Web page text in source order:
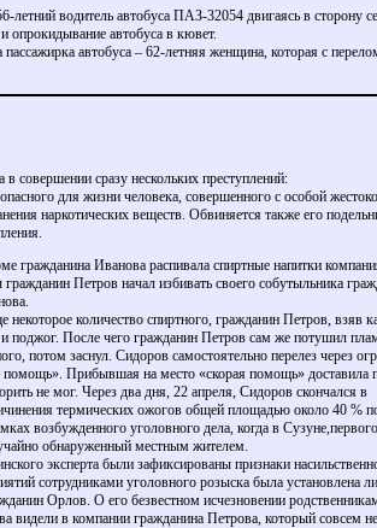
водитель автобуса ПАЗ-32054 двигаясь в сторону
опрокидывание автобуса в кювет.
пассажирка автобуса – 62-летняя женщина, которая с
совершении сразу нескольких преступлений:
для жизни человека, совершенного с особой
наркотических веществ. Обвиняется также его
гражданина Иванова распивала спиртные напитки
Петров начал избивать своего собутыльника
количество спиртного, гражданин Петров, взяв
После чего гражданин Петров сам же потушил
потом заснул. Сидоров самостоятельно перелез через
Прибывшая на место «скорая помощь» доставила
не мог. Через два дня, 22 апреля, Сидоров скончался в
термических ожогов общей площадью около 40 %
возбужденного уголовного дела, когда в
обнаруженный местным жителем.
эксперта были зафиксированы признаки
сотрудниками уголовного розыска была установлена
Орлов. О его безвестном исчезновении
видели в компании гражданина Петрова, который совсем